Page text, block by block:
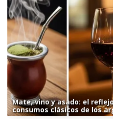
Mate, vino y asado: el
consumos clásicos de los